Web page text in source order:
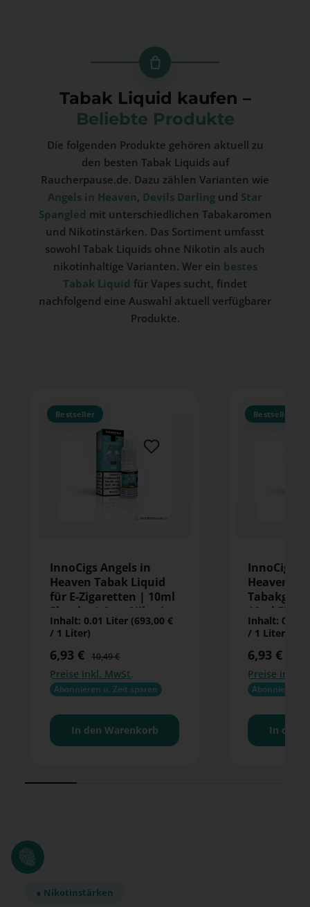
Tabak Liquid kaufen –
Beliebte Produkte
Die folgenden Produkte gehören aktuell zu
den besten Tabak Liquids auf
Raucherpause.de. Dazu zählen Varianten wie
Angels in Heaven, Devils Darling und Star
Spangled mit unterschiedlichen Tabakaromen
und Nikotinstärken. Das Sortiment umfasst
sowohl Tabak Liquids ohne Nikotin als auch
nikotinhaltige Varianten. Wer ein bestes
Tabak Liquid für Vapes sucht, findet
nachfolgend eine Auswahl aktuell verfügbarer
Produkte.
InnoCigs Angels in
Heaven Tabak Liquid
für E-Zigaretten | 10ml
Flasche | 0mg Nikotin
Inhalt: 0.01 Liter (693,00 €
/ 1 Liter)
Verkaufspreis:
6,93 € Regulärer Preis:
10,49 €
Preise inkl. MwSt.
Abonnieren u. Zeit sparen
In den Warenkorb
InnoCigs
Heaven E-
10ml
Nikotin |
Zigaretten
Inhalt: 0.01
/ 1 Liter)
6,93 €
Preise inkl.
Abonnieren
In den
● Nikotinstärken